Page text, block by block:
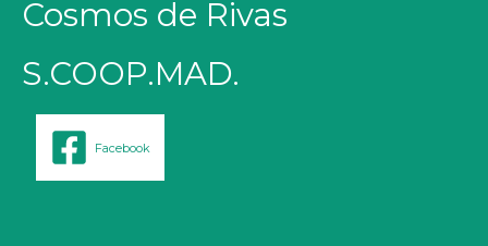
Cosmos de Rivas
S.COOP.MAD.
Facebook